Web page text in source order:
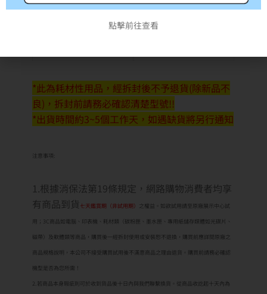
*此為耗材性用品，經拆封後不予退貨(除新品不
良)，拆封前請務必確認清楚型號!!
*出貨時間約3~5個工作天，如遇缺貨將另行通知
注意事項:
1.根據消保法第19條規定，網路購物消費者均享
有商品到貨 七天鑑賞期（非試用期）
之權益。如欲試用請至原廠展示中心試
用；3C商品如電腦、印表機、耗材類（碳粉匣、墨水匣、專用紙儲存媒體如光碟片、
磁帶）及軟體類等商品，購買後一經拆封使用或安裝恕不退換，購買前應詳閱原廠之
商品規格說明，本公司不接受購買試用後不滿意商品之理由退貨。購買前請務必確認
機型是否為您所需！
2.若商品本身瑕疵則可於收到貨品後十日內與我們聯繫換貨。從商品收訖起十天內為
點擊前往查看